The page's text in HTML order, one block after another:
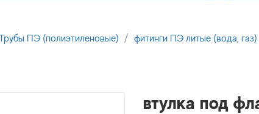
ПЭ (полиэтиленовые) фитинги ПЭ литые (вода, газ)
втулка под